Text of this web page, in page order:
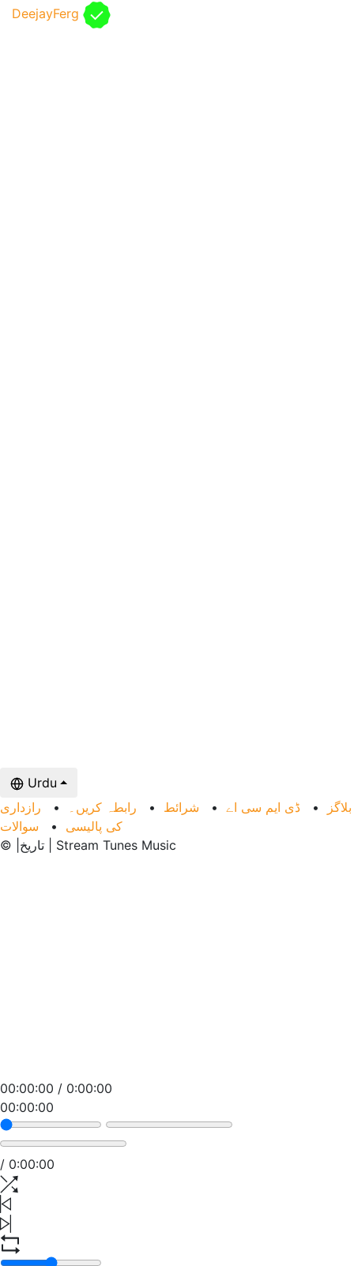
DeejayFerg
Urdu
بلاگز
• ڈی ایم سی اے • شرائط • رابطہ کریں۔ • رازداری
کی پالیسی • سوالات
© |تاریخ | Stream Tunes Music
00:00:00 / 0:00:00
00:00:00
/ 0:00:00